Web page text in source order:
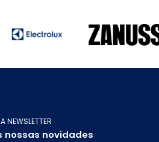
NEWSLETTER
nossas novidades